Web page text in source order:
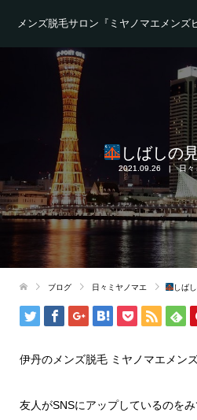
メンズ脱毛サロン『ミヤノマエメンズ
しばしの
2021.09.26 日々
ブログ 日々ミヤノマエ しば
伊丹のメンズ脱毛 ミヤノマエメン
友人がSNSにアップしているのを